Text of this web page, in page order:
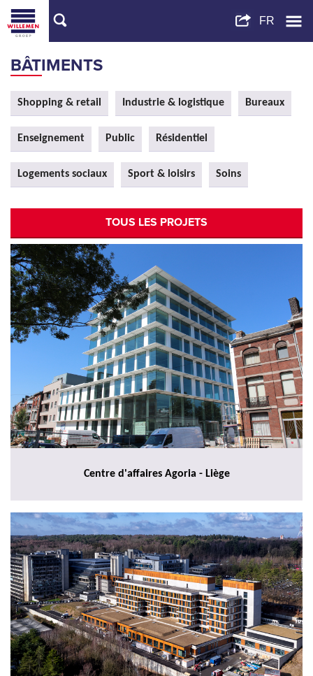
BÂTIMENTS
Shopping & retail Industrie & logistique Bureaux
Enseignement Public Résidentiel
Logements sociaux Sport & loisirs Soins
TOUS LES PROJETS
Centre d'affaires Agoria - Liège